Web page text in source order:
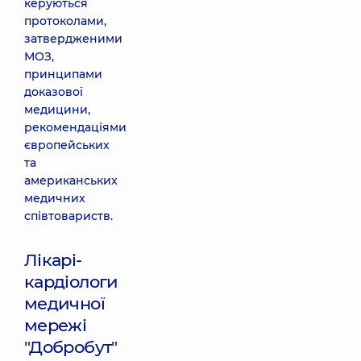
керуються
протоколами,
затвердженими
МОЗ,
принципами
доказової
медицини,
рекомендаціями
європейських
та
американських
медичних
співтовариств.
Лікарі-
кардіологи
медичної
мережі
"Добробут"